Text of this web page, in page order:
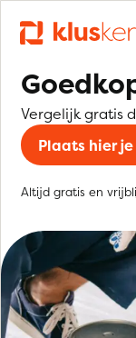
Vergelijk gratis
Plaats hier
Altijd gratis en